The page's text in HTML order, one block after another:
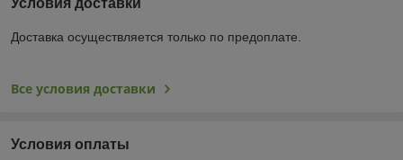
Доставка осуществляется только по предоплате.
Все условия доставки
Условия оплаты